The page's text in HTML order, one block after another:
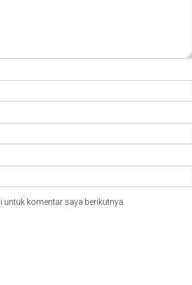
komentar saya berikutnya.